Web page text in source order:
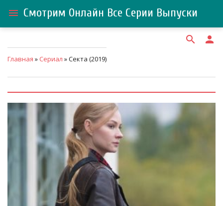
menu Смотрим Онлайн Все Серии Выпуски
search person
Главная » Сериал » Секта (2019)